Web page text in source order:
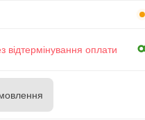
відтермінування оплати